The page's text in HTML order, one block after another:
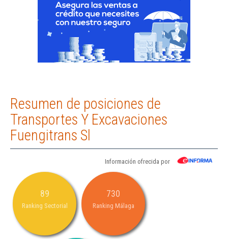
Resumen de posiciones de
Transportes Y Excavaciones
Fuengitrans Sl
Información ofrecida por
89
Ranking Sectorial
730
Ranking Málaga